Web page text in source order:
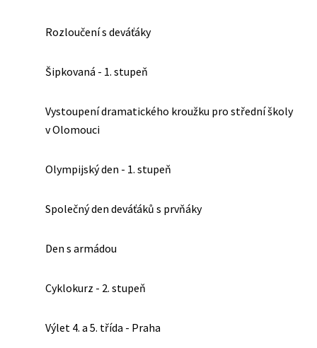
Rozloučení s deváťáky
Šipkovaná - 1. stupeň
Vystoupení dramatického kroužku pro střední školy
v Olomouci
Olympijský den - 1. stupeň
Společný den deváťáků s prvňáky
Den s armádou
Cyklokurz - 2. stupeň
Výlet 4. a 5. třída - Praha